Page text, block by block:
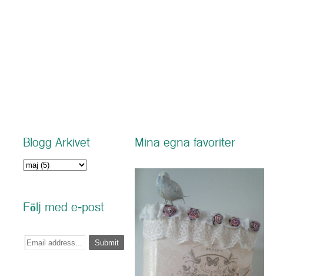
Blogg Arkivet
Följ med e-post
Mina egna favoriter